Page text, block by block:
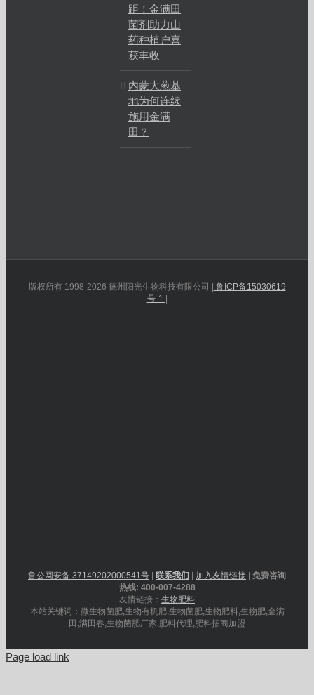
距！金满田
菌剂助力山
药种植户喜
获丰收
内蒙大葱基
地为何连续
施用金满
田？
版权所有 1998-2026 德州阳光生物科技有限公司 |
鲁ICP备15030619
号-1
鲁公网安备 37149202000541号 联系我们 加入友情链接
免费咨询
热线: 400-007-4288
友情链接： 生物肥料
本站关键词：微生物菌肥,生物有机肥,生物菌肥,生物肥料,生物肥,金满
田,满田春,生物菌肥厂家,肥料代理,肥料招商加盟
Page load link